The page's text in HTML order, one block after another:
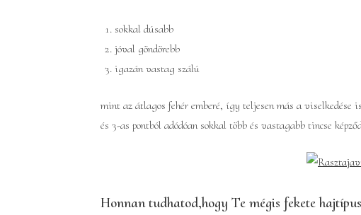
sokkal dúsabb
jóval göndörebb
igazán vastag szálú
mint az átlagos fehér emberé, így teljesen más a
és 3-as pontból adódóan sokkal több és vastagabb tincse
Honnan tudhatod,hogy Te mégis fekete